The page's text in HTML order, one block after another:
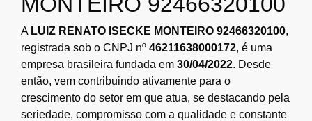
A LUIZ RENATO ISECKE MONTEIRO 92466320100,
registrada sob o CNPJ nº 46211638000172, é uma
empresa brasileira fundada em 30/04/2022. Desde
então, vem contribuindo ativamente para o
crescimento do setor em que atua, se destacando pela
seriedade, compromisso com a qualidade e constante